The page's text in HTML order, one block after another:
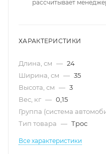
рассчитывает
ХАРАКТЕРИСТИКИ
Длина, см — 24
Ширина, см — 35
Высота, см — 3
Вес, кг — 0,15
Группа (система
Тип товара — Трос
Все характеристики